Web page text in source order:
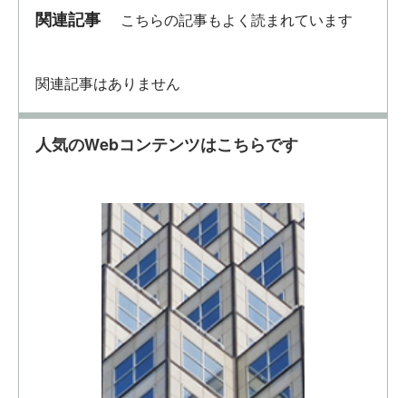
関連記事 こちらの記事もよく読まれています
関連記事はありません
人気のWebコンテンツはこちらです